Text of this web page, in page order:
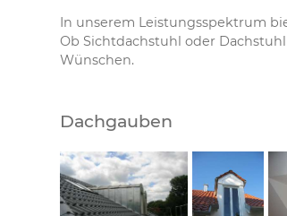
In unserem Leistungsspektrum
Ob Sichtdachstuhl oder
Wünschen.
Dachgauben